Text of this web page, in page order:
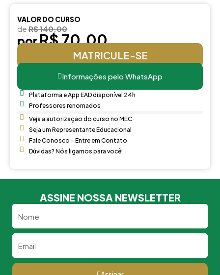
VALOR DO CURSO
de R$ 140,00
porR$ 70,00
MATRICULE-SE
Informações pelo WhatsApp
Plataforma e App EAD disponível 24h
Professores renomados
Veja a autorização do curso no MEC
Seja um Representante Educacional
Fale Conosco - Entre em Contato
Dúvidas? Nós ligamos para você!
ASSINE NOSSA NEWSLETTER